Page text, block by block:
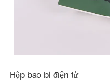
Hộp bao bì điện tử